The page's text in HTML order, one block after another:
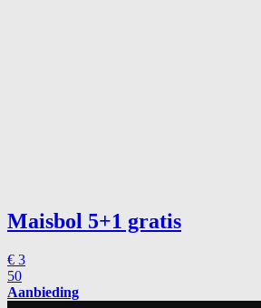
Maisbol 5+1 gratis
€ 3
50
Aanbieding